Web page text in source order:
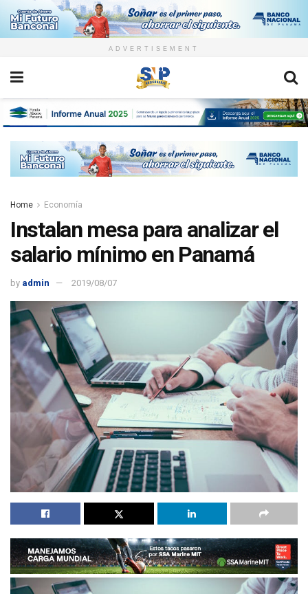
ADVERTISEMENT
Home Economía
Instalan mesa para analizar el
salario mínimo en Panamá
by admin 2019/08/07